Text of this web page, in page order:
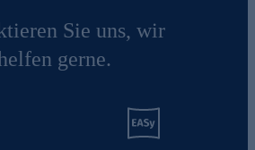
Sie uns, wir
gerne.